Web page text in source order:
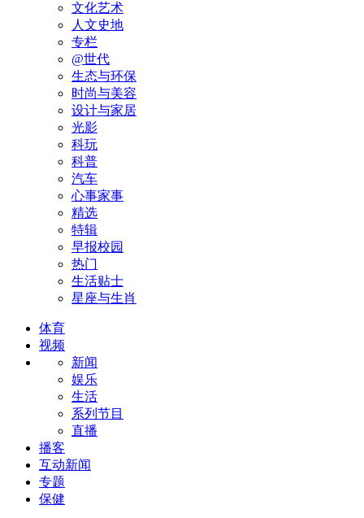
文化艺术
人文史地
专栏
@世代
生态与环保
时尚与美容
设计与家居
光影
科玩
科普
汽车
心事家事
精选
特辑
早报校园
热门
生活贴士
星座与生肖
体育
视频
新闻
娱乐
生活
系列节目
直播
播客
互动新闻
专题
保健